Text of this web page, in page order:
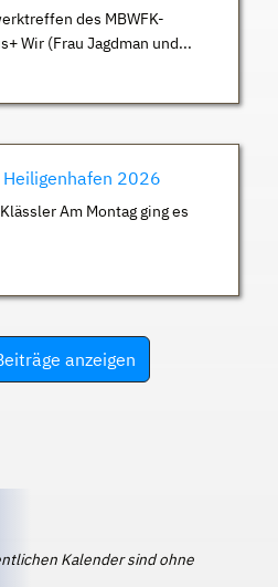
des MBWFK-
Wir (Frau Jagdman und...
2026
Am Montag ging es
anzeigen
Kalender sind ohne